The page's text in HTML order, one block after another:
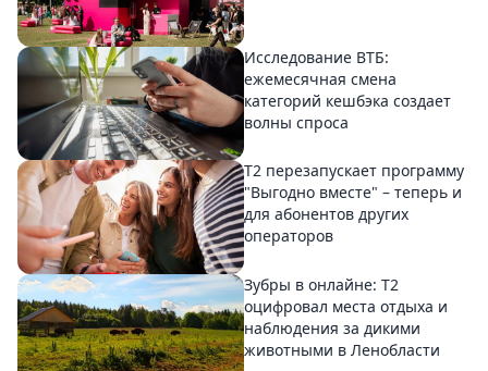
Исследование ВТБ:
ежемесячная смена
категорий кешбэка создает
волны спроса
Т2 перезапускает программу
"Выгодно вместе" – теперь и
для абонентов других
операторов
Зубры в онлайне: Т2
оцифровал места отдыха и
наблюдения за дикими
животными в Ленобласти